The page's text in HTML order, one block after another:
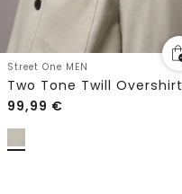
Street One MEN
Two Tone Twill Overshirt
99,99 €